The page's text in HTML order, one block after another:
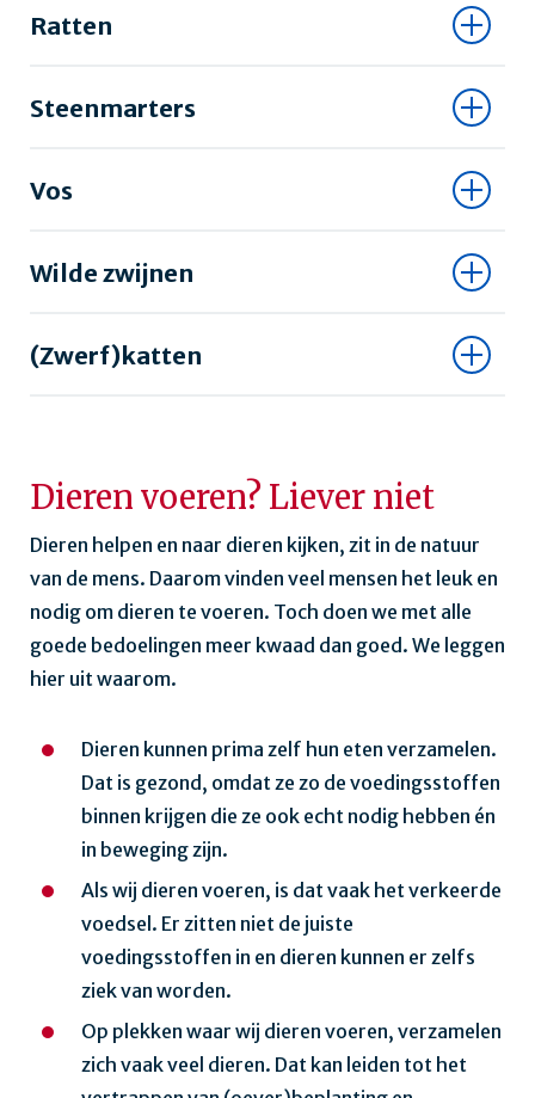
Ratten
Steenmarters
Vos
Wilde zwijnen
(Zwerf)katten
Dieren voeren? Liever niet
Dieren helpen en naar dieren kijken, zit in de natuur
van de mens. Daarom vinden veel mensen het leuk en
nodig om dieren te voeren. Toch doen we met alle
goede bedoelingen meer kwaad dan goed. We leggen
hier uit waarom.
Dieren kunnen prima zelf hun eten verzamelen.
Dat is gezond, omdat ze zo de voedingsstoffen
binnen krijgen die ze ook echt nodig hebben én
in beweging zijn.
Als wij dieren voeren, is dat vaak het verkeerde
voedsel. Er zitten niet de juiste
voedingsstoffen in en dieren kunnen er zelfs
ziek van worden.
Op plekken waar wij dieren voeren, verzamelen
zich vaak veel dieren. Dat kan leiden tot het